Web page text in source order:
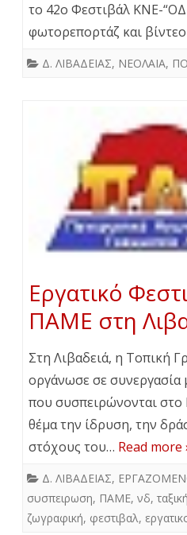
το 42ο Φεστιβάλ ΚΝΕ-
φωτορεπορτάζ και
Δ. ΛΙΒΑΔΕΙΑΣ, ΝΕΟΛΑΙΑ,
Εργατικό
ΠΑΜΕ στη
Στη Λιβαδειά, η Τοπική
οργάνωσε σε συνεργασία
που συσπειρώνονται
θέμα την ίδρυση, την
στόχους του… Read more
Δ. ΛΙΒΑΔΕΙΑΣ,
συσπειρωση, ΠΑΜΕ, νδ, ταξική
ζωγραφική, φεστιβαλ,